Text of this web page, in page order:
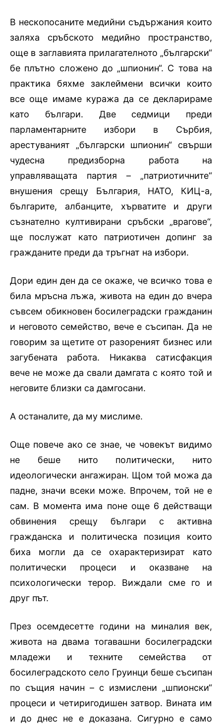
В нескопосаните медийни съдържания които
заляха сръбското медийно пространство,
още в заглавията прилагателното „български“
бе плътно сложено до „шпионин“. С това на
практика бяхме заклеймени всички които
все още имаме куража да се декларираме
като българи. Две седмици преди
парламентарните избори в Сърбия,
арестуваният „български шпионин“ свърши
чудесна предизборна работа на
управляващата партия – „патриотичните“
внушения срещу България, НАТО, КИЦ-а,
българите, албанците, хърватите и други
съзнателно култивирани сръбски „врагове“,
ще послужат като патриотичен допинг за
гражданите преди да тръгнат на избори.
Дори един ден да се окаже, че всичко това е
била мръсна лъжа, живота на един до вчера
съвсем обикновен босилеградски гражданин
и неговото семейство, вече е съсипан. Да не
говорим за щетите от разореният бизнес или
загубената работа. Никаква сатисфакция
вече не може да свали дамгата с която той и
неговите близки са дамгосани.
А останалите, да му мислиме.
Още повече ако се знае, че човекът видимо
не беше нито политически, нито
идеологически ангажиран. Щом той можа да
падне, значи всеки може. Впрочем, той не е
сам. В момента има поне още 6 действащи
обвинения срещу българи с активна
гражданска и политическа позиция които
биха могли да се охарактеризират като
политически процеси и оказване на
психологически терор. Виждали сме го и
друг път.
През осемдесетте години на миналия век,
живота на двама тогавашни босилеградски
младежи и техните семейства от
босилеградското село Груинци беше съсипан
по същия начин – с измислени „шпионски“
процеси и четиригодишен затвор. Вината им
и до днес не е доказана. Сигурно е само